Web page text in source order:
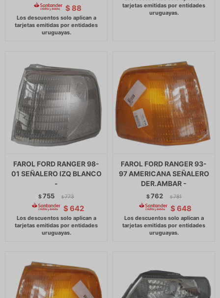
$ 88
FAROL FORD RANGER 98-
01 SEÑALERO IZQ BLANCO
-
$755 $ 773
$ 642
FAROL FORD RANGER 93-
97 AMERICANA SEÑALERO
DER.AMBAR -
$762 $ 781
$ 648